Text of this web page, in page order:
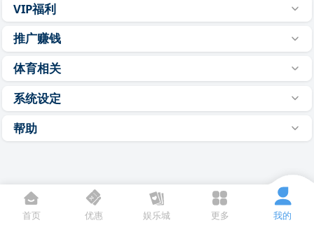
推广赚钱
体育相关
系统设定
帮助
首页 优惠 娱乐城 更多 我的